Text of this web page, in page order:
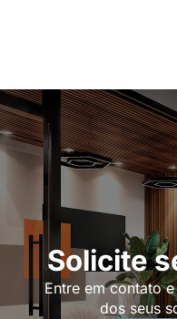
Solicite
Entre em contato
dos seus